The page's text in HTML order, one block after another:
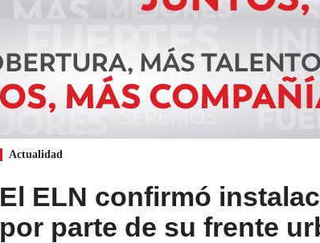
Actualidad
El ELN confirmó
por parte de su frente